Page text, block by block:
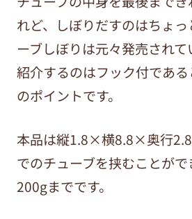
れど、しぼりだすのはちょ
ーブしぼりは元々発売され
紹介するのはフック付であ
のポイントです。
本品は縦1.8×横8.8×奥行
でのチューブを挟むことが
200gまでです。